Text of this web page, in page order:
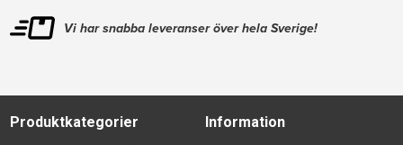
Vi har snabba leveranser över hela Sverige!
Produktkategorier Information